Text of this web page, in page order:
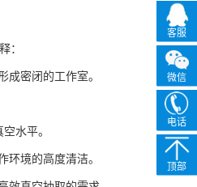
：
密闭的工作室。
水平。
境的高度清洁。
客服
微信
电话
顶部